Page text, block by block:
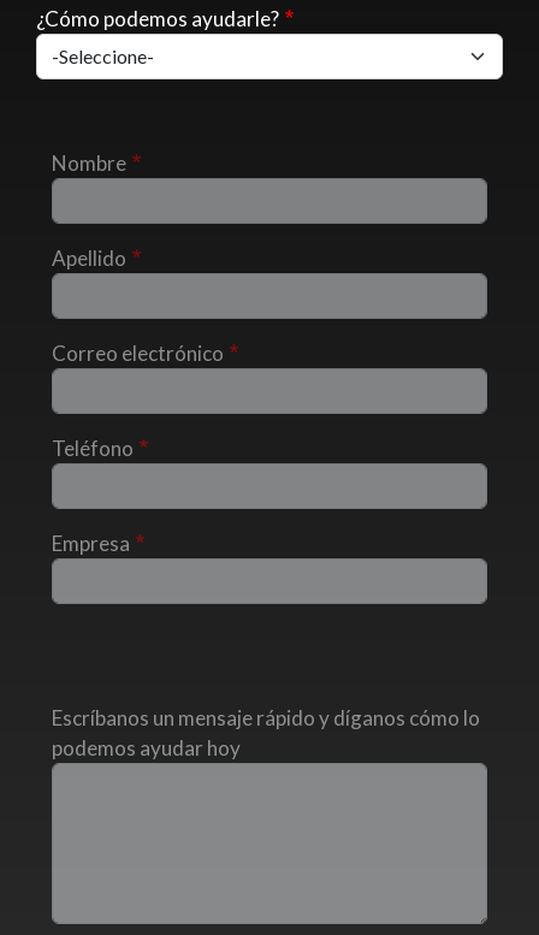
¿Cómo podemos ayudarle?
Nombre
Apellido
Correo electrónico
Teléfono
Empresa
Escríbanos un mensaje rápido y díganos cómo lo
podemos ayudar hoy